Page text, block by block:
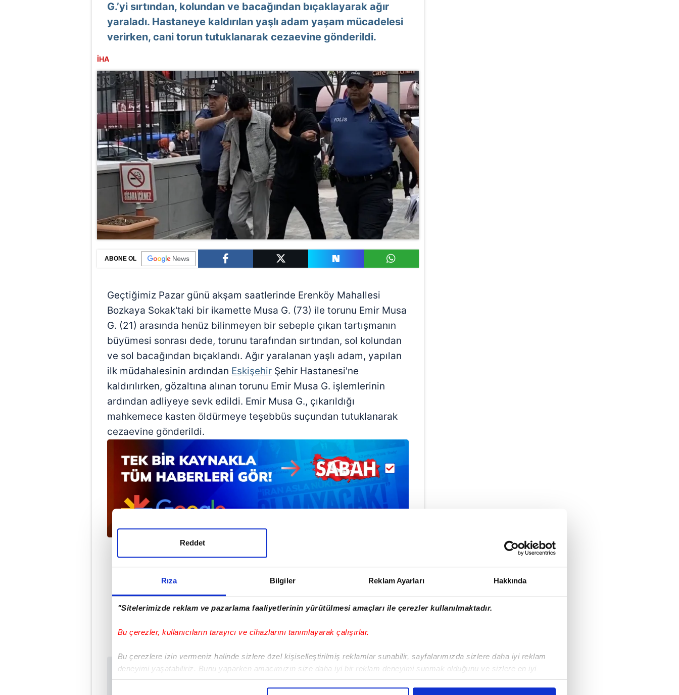
Rıza Bilgiler Reklam Ayarları Hakkında
"Sitelerimizde reklam ve pazarlama faaliyetlerinin yürütülmesi amaçları ile çerezler kullanılmaktadır.
Bu çerezler, kullanıcıların tarayıcı ve cihazlarını tanımlayarak çalışırlar.
Bu çerezlere izin vermeniz halinde sizlere özel kişiselleştirilmiş reklamlar sunabilir, sayfalarımızda sizlere daha iyi reklam
deneyimi yaşatabiliriz. Bunu yaparken amacımızın size daha iyi bir reklam deneyimi sunmak olduğunu ve sizlere en iyi
içerikleri sunabilmek adına elimizden gelen çabayı gösterdiğimizi ve bu noktada, reklamların maliyetlerimizi karşılamak
Reddet
G.’yi sırtından, kolundan ve bacağından bıçaklayarak ağır
yaraladı. Hastaneye kaldırılan yaşlı adam yaşam mücadelesi
verirken, cani torun tutuklanarak cezaevine gönderildi.
İHA
ABONE OL
Geçtiğimiz Pazar günü akşam saatlerinde Erenköy Mahallesi
Bozkaya Sokak'taki bir ikamette Musa G. (73) ile torunu Emir Musa
G. (21) arasında henüz bilinmeyen bir sebeple çıkan tartışmanın
büyümesi sonrası dede, torunu tarafından sırtından, sol kolundan
ve sol bacağından bıçaklandı. Ağır yaralanan yaşlı adam, yapılan
ilk müdahalesinin ardından Eskişehir Şehir Hastanesi'ne
kaldırılırken, gözaltına alınan torunu Emir Musa G. işlemlerinin
ardından adliyeye sevk edildi. Emir Musa G., çıkarıldığı
mahkemece kasten öldürmeye teşebbüs suçundan tutuklanarak
cezaevine gönderildi.
Ümmügülsüm Yiğit - Editör
Uygulamalara Özel Ayrıcalıkları Keşfedin!